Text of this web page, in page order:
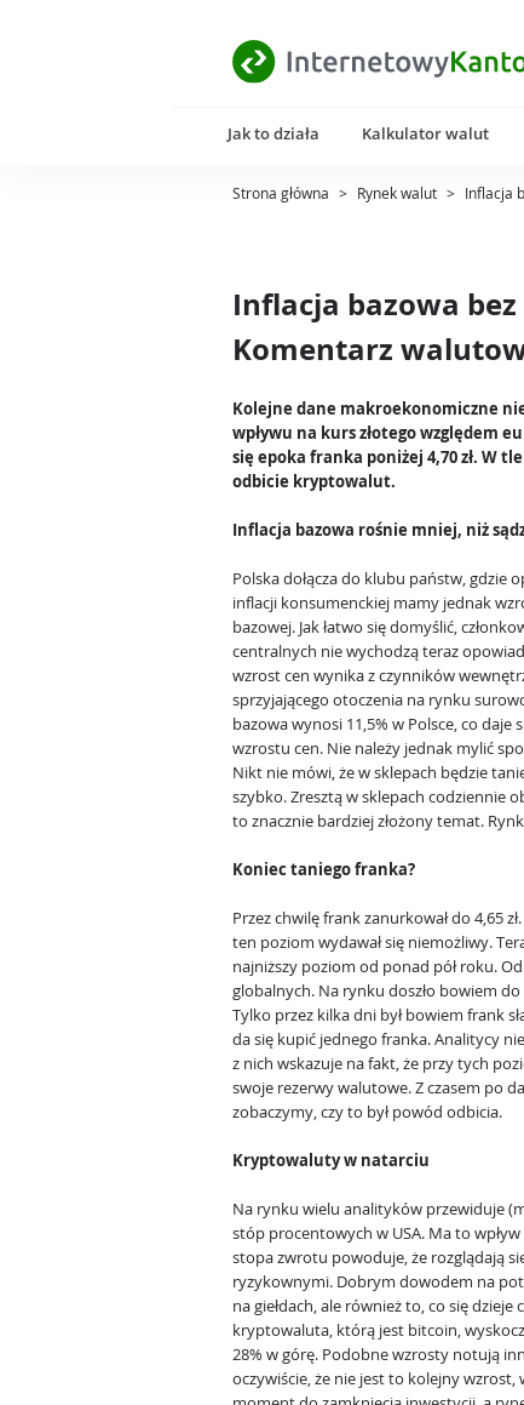
Jak to działa Kalkulator walut
Strona główna > Rynek walut > Inflacja
Inflacja bazowa bez
Komentarz
Kolejne dane makroekonomiczne
wpływu na kurs złotego względem
się epoka franka poniżej 4,70 zł. W
odbicie kryptowalut.
Inflacja bazowa rośnie mniej, niż
Polska dołącza do klubu państw, gdzie
inflacji konsumenckiej mamy jednak
bazowej. Jak łatwo się domyślić,
centralnych nie wychodzą teraz
wzrost cen wynika z czynników
sprzyjającego otoczenia na rynku
bazowa wynosi 11,5% w Polsce, co
wzrostu cen. Nie należy jednak mylić
Nikt nie mówi, że w sklepach będzie
szybko. Zresztą w sklepach codziennie
to znacznie bardziej złożony temat.
Koniec taniego franka?
Przez chwilę frank zanurkował do 4,65
ten poziom wydawał się niemożliwy.
najniższy poziom od ponad pół roku.
globalnych. Na rynku doszło bowiem
Tylko przez kilka dni był bowiem frank
da się kupić jednego franka. Analitycy
z nich wskazuje na fakt, że przy tych
swoje rezerwy walutowe. Z czasem po
zobaczymy, czy to był powód odbicia.
Kryptowaluty w natarciu
Na rynku wielu analityków przewiduje
stóp procentowych w USA. Ma to
stopa zwrotu powoduje, że rozglądają
ryzykownymi. Dobrym dowodem na
na giełdach, ale również to, co się
kryptowaluta, którą jest bitcoin,
28% w górę. Podobne wzrosty notują
oczywiście, że nie jest to kolejny